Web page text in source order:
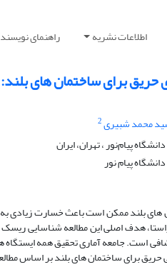
اطلاعات نشریه راهنمای
برای ساختمان های
محمد شبیری2
پیام‌نور ، تهران، ایران
پیام نور
بلند ممکن است باعث خسارت زیادی
هدف اصلی این مطالعه شناسایی
است. جامعه آماری تحقیق همه ایستگاه
برای ساختمان های بلند بر اساس